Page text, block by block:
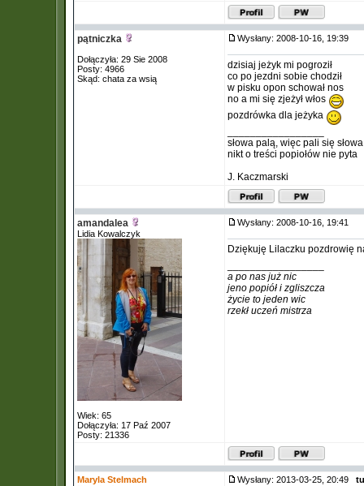
pątniczka
Dołączyła: 29 Sie 2008
Posty: 4966
Skąd: chata za wsią
Wysłany: 2008-10-16, 19:39
dzisiaj jeżyk mi pogroził
co po jezdni sobie chodził
w pisku opon schował nos
no a mi się zjeżył włos
pozdrówka dla jeżyka
słowa palą, więc pali się słowa
nikt o treści popiołów nie pyta
J. Kaczmarski
amandalea
Lidia Kowalczyk
Wiek: 65
Dołączyła: 17 Paź 2007
Posty: 21336
Wysłany: 2008-10-16, 19:41
Dziękuję Lilaczku pozdrowię
a po nas już nic
jeno popiół i zgliszcza
życie to jeden wic
rzekł uczeń mistrza
Maryla Stelmach Wysłany: 2013-03-25, 20:49